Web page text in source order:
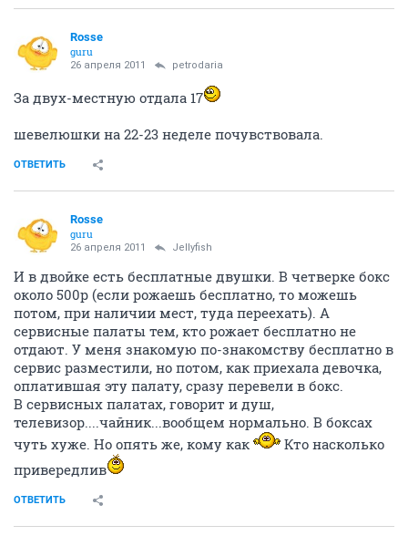
Rosse
guru
26 апреля 2011 petrodaria
За двух-местную отдала 17
шевелюшки на 22-23 неделе почувствовала.
ОТВЕТИТЬ
Rosse
guru
26 апреля 2011 Jellyfish
И в двойке есть бесплатные двушки. В четверке бокс
около 500р (если рожаешь бесплатно, то можешь
потом, при наличии мест, туда переехать). А
сервисные палаты тем, кто рожает бесплатно не
отдают. У меня знакомую по-знакомству бесплатно в
сервис разместили, но потом, как приехала девочка,
оплатившая эту палату, сразу перевели в бокс.
В сервисных палатах, говорит и душ,
телевизор....чайник...вообщем нормально. В боксах
чуть хуже. Но опять же, кому как
Кто насколько
привередлив
ОТВЕТИТЬ